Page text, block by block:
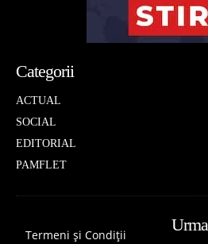
Categorii
ACTUAL
SOCIAL
EDITORIAL
PAMFLET
Termeni și Condiții